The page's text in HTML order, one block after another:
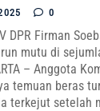
0
DPR Firman
mutu di
– Anggota
temuan beras
terkejut setelah